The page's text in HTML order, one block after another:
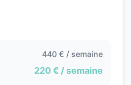
440 € / semaine
220€ / semaine